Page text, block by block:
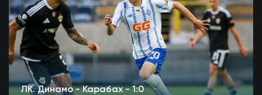
ЛК. Динамо - Карабах - 1:0